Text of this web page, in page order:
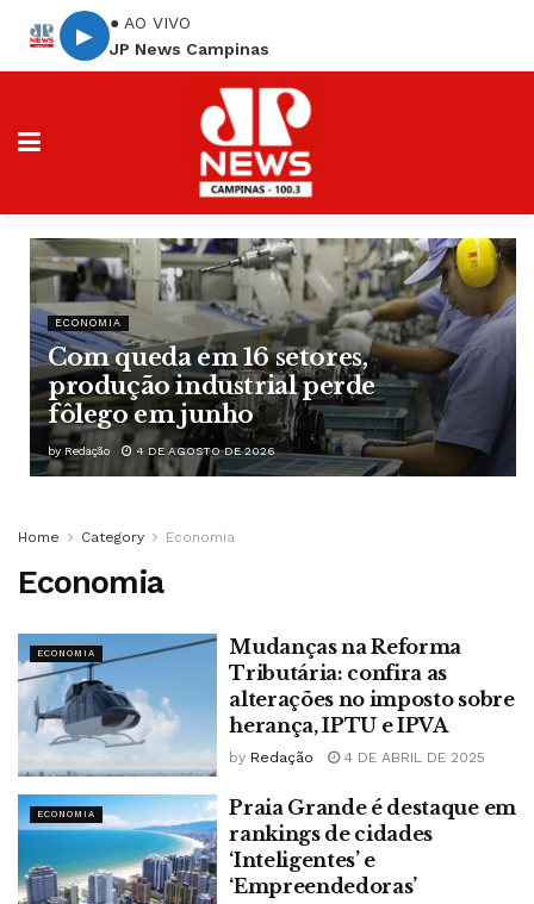
▶
● AO VIVO
JP News Campinas
ECONOMIA
Com queda em 16 setores,
produção industrial perde
fôlego em junho
by Redação 4 DE AGOSTO DE 2026
Home Category Economia
Economia
ECONOMIA
Mudanças na Reforma
Tributária: confira as
alterações no imposto sobre
herança, IPTU e IPVA
by Redação 4 DE ABRIL DE 2025
ECONOMIA
Praia Grande é destaque em
rankings de cidades
‘Inteligentes’ e
‘Empreendedoras’